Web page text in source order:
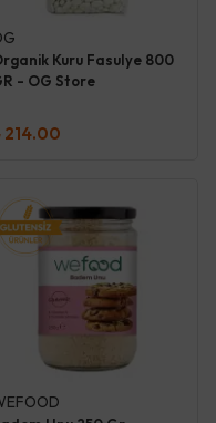
Kuru Fasulye 800
- OG Store
214.00